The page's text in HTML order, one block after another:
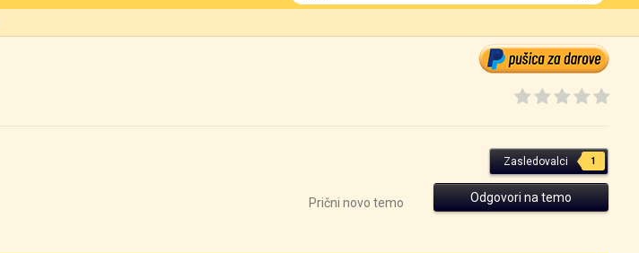
Zasledovalci 1
Odgovori na temo
Prični novo temo